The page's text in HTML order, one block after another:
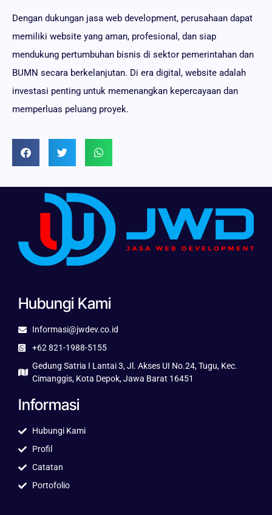
Dengan dukungan jasa web development, perusahaan dapat
memiliki website yang aman, profesional, dan siap
mendukung pertumbuhan bisnis di sektor pemerintahan dan
BUMN secara berkelanjutan. Di era digital, website adalah
investasi penting untuk memenangkan kepercayaan dan
memperluas peluang proyek.
Hubungi Kami
Informasi@jwdev.co.id
+62 821-1988-5155
Gedung Satria I Lantai 3, Jl. Akses UI No.24, Tugu, Kec.
Cimanggis, Kota Depok, Jawa Barat 16451
Informasi
Hubungi Kami
Profil
Catatan
Portofolio